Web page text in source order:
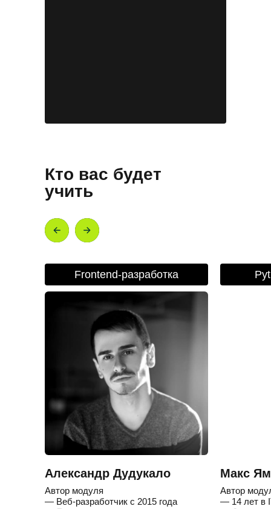
Кто вас будет
учить
Александр Дудукало
Автор модуля
— Веб-разработчик с 2015 года
Макс
Автор
— 14 лет в
Frontend-разработка